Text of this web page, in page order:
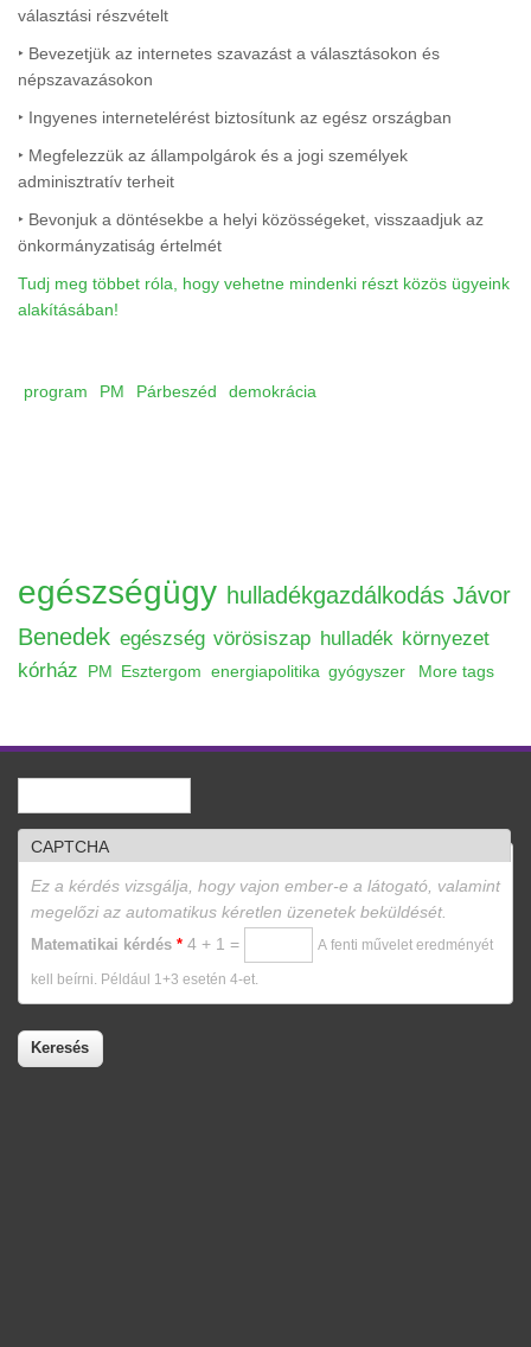
választási részvételt
‣ Bevezetjük az internetes szavazást a választásokon és
népszavazásokon
‣ Ingyenes internetelérést biztosítunk az egész országban
‣ Megfelezzük az állampolgárok és a jogi személyek
adminisztratív terheit
‣ Bevonjuk a döntésekbe a helyi közösségeket, visszaadjuk az
önkormányzatiság értelmét
Tudj meg többet róla, hogy vehetne mindenki részt közös ügyeink
alakításában!
program PM Párbeszéd demokrácia
egészségügy hulladékgazdálkodás Jávor
Benedek egészség vörösiszap hulladék környezet
kórház
PM Esztergom energiapolitika gyógyszer More tags
CAPTCHA
Ez a kérdés vizsgálja, hogy vajon ember-e a látogató, valamint
megelőzi az automatikus kéretlen üzenetek beküldését.
Matematikai kérdés * 4 + 1 = A fenti művelet eredményét
kell beírni. Például 1+3 esetén 4-et.